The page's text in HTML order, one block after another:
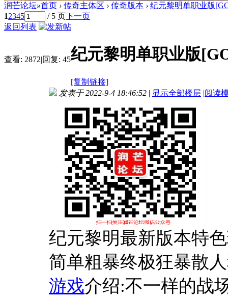
润芒论坛»首页 › 传奇主体区 › 传奇版本 › 纪元黎明单职业版
12345 / 5 页下一页
返回列表
查看: 2872|回复: 45纪元黎明单职业版
[复制链接]
发表于 2022-9-4 18:46:52 | 显示全部楼层 |阅读
纪元黎明最新版本特
简单粗暴终极狂暴散
游戏介绍:不一样的战